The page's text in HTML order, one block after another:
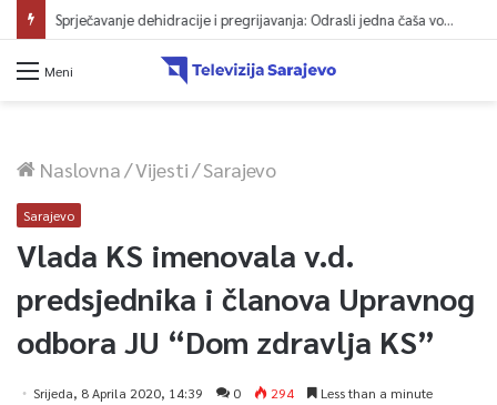
Sprječavanje dehidracije i pregrijavanja: Odrasli jedna čaša vode na sat vremena
Meni
Naslovna/Vijesti/Sarajevo
Sarajevo
Vlada KS imenovala v.d.
predsjednika i članova Upravnog
odbora JU “Dom zdravlja KS”
Srijeda, 8 Aprila 2020, 14:39 0 294 Less than a minute